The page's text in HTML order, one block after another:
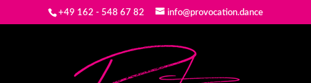
+49 162 - 548 67 82 info@provocation.dance